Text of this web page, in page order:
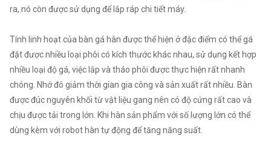
ra, nó còn được sử dụng để lắp ráp chi tiết máy.
Tính linh hoạt của bàn gá hàn được thể hiện ở đặc điểm có thể gá
đặt được nhiều loại phôi có kích thước khác nhau, sử dụng kết hợp
nhiều loại độ gá, việc lắp và tháo phôi được thực hiện rất nhanh
chóng. Nhớ đó giảm thời gian gia công và sản xuất rất nhiều. Bàn
được đúc nguyên khối từ vật liệu gang nên có độ cứng rất cao và
chịu được tải trong lớn. Khi hàn sản phẩm với số lượng lớn có thể
dùng kèm với robot hàn tự động để tăng năng suất.